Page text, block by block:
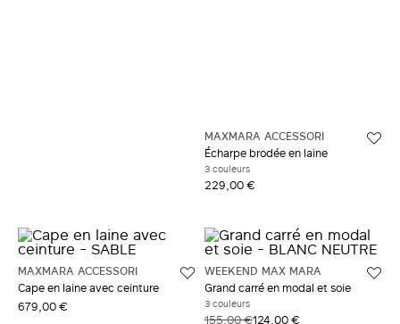
MAXMARA ACCESSORI
Écharpe brodée en laine
3 couleurs
229,00 €
MAXMARA ACCESSORI
Cape en laine avec ceinture
679,00 €
WEEKEND MAX MARA
Grand carré en modal et soie
3 couleurs
155,00 €124,00 €